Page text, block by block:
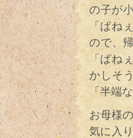
の子が
「ぱね
ので、
「ぱね
かしそ
「半端
お母様
気に入